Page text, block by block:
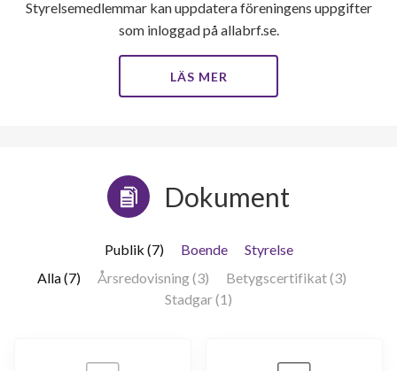
Styrelsemedlemmar kan uppdatera föreningens uppgifter
som inloggad på allabrf.se.
LÄS MER
Dokument
Publik (7) Boende
Styrelse
Alla (7)
Årsredovisning (3)
Betygscertifikat (3)
Stadgar (1)